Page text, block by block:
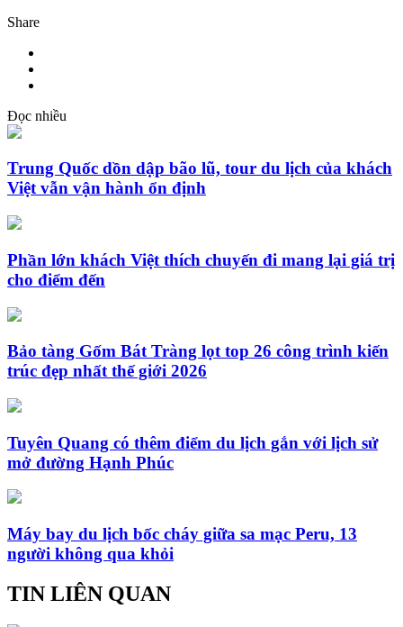
Share
Đọc nhiều
Trung Quốc dồn dập bão lũ, tour du lịch của khách
Việt vẫn vận hành ổn định
Phần lớn khách Việt thích chuyến đi mang lại giá trị
cho điểm đến
Bảo tàng Gốm Bát Tràng lọt top 26 công trình kiến
trúc đẹp nhất thế giới 2026
Tuyên Quang có thêm điểm du lịch gắn với lịch sử
mở đường Hạnh Phúc
Máy bay du lịch bốc cháy giữa sa mạc Peru, 13
người không qua khỏi
TIN LIÊN QUAN